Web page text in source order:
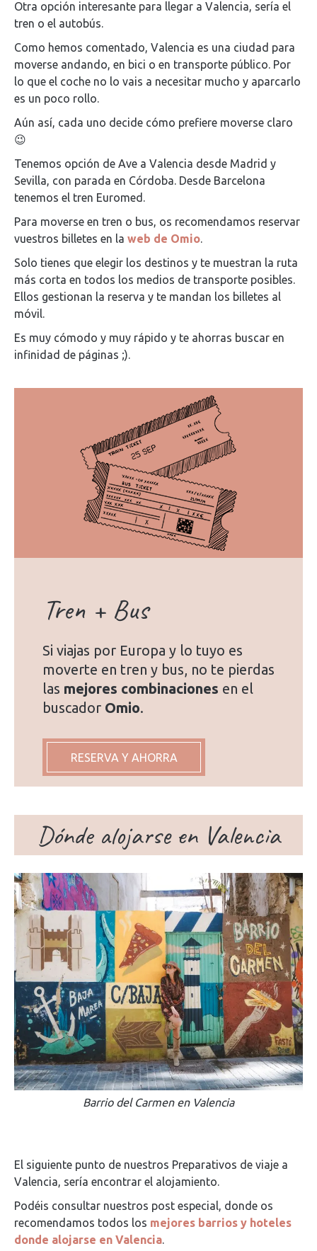
Otra opción interesante para llegar a Valencia, sería el
tren o el autobús.
Como hemos comentado, Valencia es una ciudad para
moverse andando, en bici o en transporte público. Por
lo que el coche no lo vais a necesitar mucho y aparcarlo
es un poco rollo.
Aún así, cada uno decide cómo prefiere moverse claro
😉
Tenemos opción de Ave a Valencia desde Madrid y
Sevilla, con parada en Córdoba. Desde Barcelona
tenemos el tren Euromed.
Para moverse en tren o bus, os recomendamos reservar
vuestros billetes en la web de Omio.
Solo tienes que elegir los destinos y te muestran la ruta
más corta en todos los medios de transporte posibles.
Ellos gestionan la reserva y te mandan los billetes al
móvil.
Es muy cómodo y muy rápido y te ahorras buscar en
infinidad de páginas ;).
Tren + Bus
Si viajas por Europa y lo tuyo es
moverte en tren y bus, no te pierdas
las mejores combinaciones en el
buscador Omio.
RESERVA Y AHORRA
Dónde alojarse en Valencia
Barrio del Carmen en Valencia
El siguiente punto de nuestros Preparativos de viaje a
Valencia, sería encontrar el alojamiento.
Podéis consultar nuestros post especial, donde os
recomendamos todos los mejores barrios y hoteles
donde alojarse en Valencia